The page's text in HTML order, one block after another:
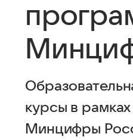
курсы в
Минцифры